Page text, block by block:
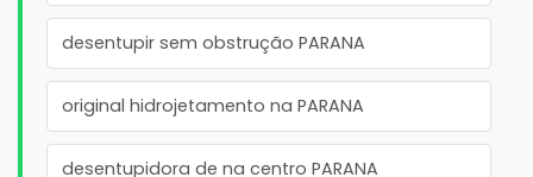
desentupir sem obstrução PARANA
original hidrojetamento na PARANA
desentupidora de na centro PARANA